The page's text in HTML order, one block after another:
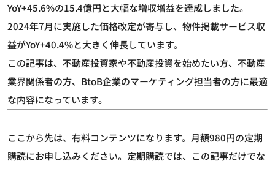
YoY+45.6%の15.4億円と大幅な増収増益を達成しました。
2024年7月に実施した価格改定が寄与し、物件掲載サービス収
益がYoY+40.4%と大きく伸長しています。
この記事は、不動産投資家や不動産投資を始めたい方、不動産
業界関係者の方、BtoB企業のマーケティング担当者の方に最適
な内容になっています。
ここから先は、有料コンテンツになります。月額980円の定期
購読にお申し込みください。定期購読では、この記事だけでな